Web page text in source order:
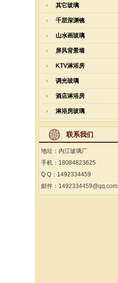
其它玻璃
千层深渊镜
山水画玻璃
屏风背景墙
KTV淋浴房
调光玻璃
酒店淋浴房
淋浴房玻璃
联系我们
地址：内江玻璃厂
手机：18084823625
Q Q：1492334459
邮件： 1492334459@qq.com